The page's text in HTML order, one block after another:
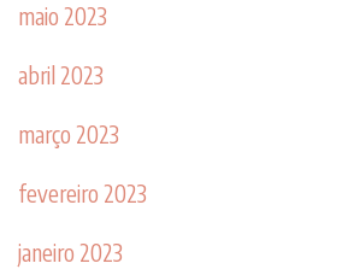
maio 2023
abril 2023
março 2023
fevereiro 2023
janeiro 2023